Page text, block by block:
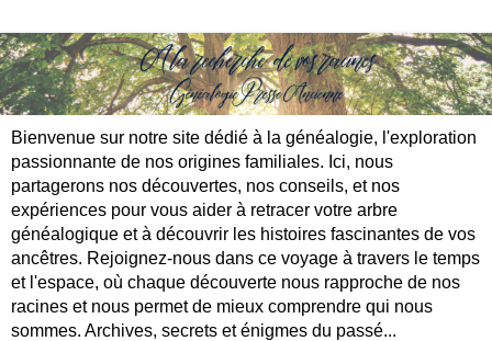
Bienvenue sur notre site dédié à la généalogie, l'exploration
passionnante de nos origines familiales. Ici, nous
partagerons nos découvertes, nos conseils, et nos
expériences pour vous aider à retracer votre arbre
généalogique et à découvrir les histoires fascinantes de vos
ancêtres. Rejoignez-nous dans ce voyage à travers le temps
et l'espace, où chaque découverte nous rapproche de nos
racines et nous permet de mieux comprendre qui nous
sommes. Archives, secrets et énigmes du passé...